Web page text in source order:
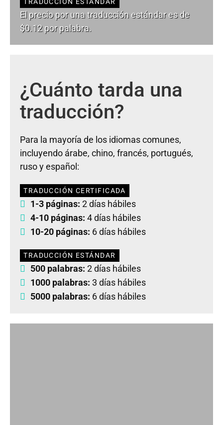
El precio por una traducción estándar es de
$0.12 por palabra.
¿Cuánto tarda una
traducción?
Para la mayoría de los idiomas comunes,
incluyendo árabe, chino, francés, portugués,
ruso y español:
TRADUCCIÓN CERTIFICADA
1-3 páginas: 2 días hábiles
4-10 páginas: 4 días hábiles
10-20 páginas: 6 días hábiles
TRADUCCIÓN ESTÁNDAR
500 palabras: 2 días hábiles
1000 palabras: 3 días hábiles
5000 palabras: 6 días hábiles